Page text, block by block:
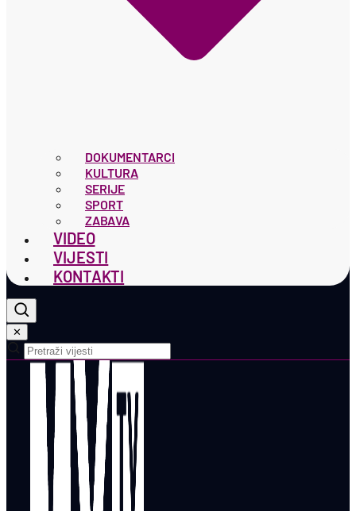
DOKUMENTARCI
KULTURA
SERIJE
SPORT
ZABAVA
VIDEO
VIJESTI
KONTAKTI
✕